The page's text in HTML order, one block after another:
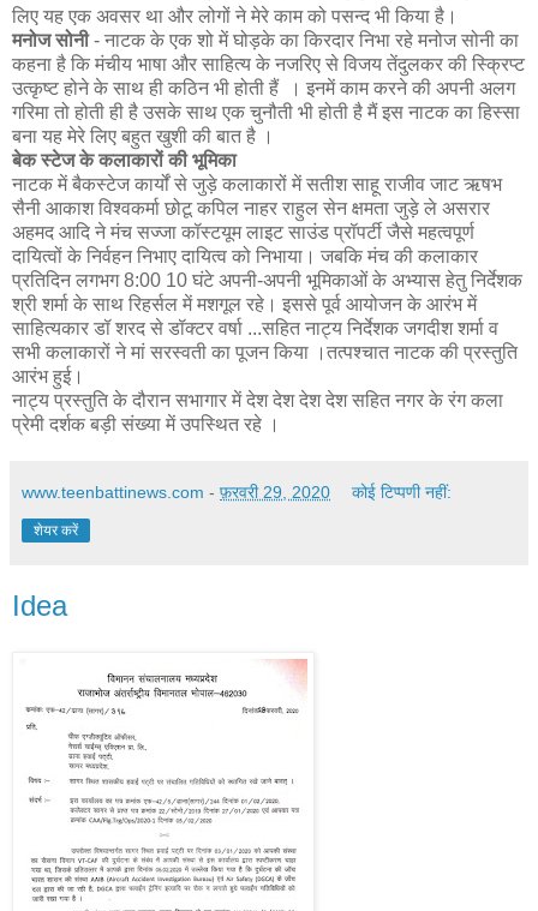
लिए यह एक अवसर था और लोगों ने मेरे काम को पसन्द भी किया है।
मनोज सोनी- नाटक के एक शो में घोड़के का किरदार निभा रहे मनोज सोनी का
कहना है कि मंचीय भाषा और साहित्य के नजरिए से विजय तेंदुलकर की स्क्रिप्ट
उत्कृष्ट होने के साथ ही कठिन भी होती हैं । इनमें काम करने की अपनी अलग
गरिमा तो होती ही है उसके साथ एक चुनौती भी होती है मैं इस नाटक का हिस्सा
बना यह मेरे लिए बहुत खुशी की बात है ।
बेक स्टेज के कलाकारों की भूमिका
नाटक में बैकस्टेज कार्यों से जुड़े कलाकारों में सतीश साहू राजीव जाट ऋषभ
सैनी आकाश विश्वकर्मा छोटू कपिल नाहर राहुल सेन क्षमता जुड़े ले असरार
अहमद आदि ने मंच सज्जा कॉस्टयूम लाइट साउंड प्रॉपर्टी जैसे महत्वपूर्ण
दायित्वों के निर्वहन निभाए दायित्व को निभाया। जबकि मंच की कलाकार
प्रतिदिन लगभग 8:00 10 घंटे अपनी-अपनी भूमिकाओं के अभ्यास हेतु निर्देशक
श्री शर्मा के साथ रिहर्सल में मशगूल रहे। इससे पूर्व आयोजन के आरंभ में
साहित्यकार डॉ शरद से डॉक्टर वर्षा ...सहित नाट्य निर्देशक जगदीश शर्मा व
सभी कलाकारों ने मां सरस्वती का पूजन किया ।तत्पश्चात नाटक की प्रस्तुति
आरंभ हुई।
नाट्य प्रस्तुति के दौरान सभागार में देश देश देश देश सहित नगर के रंग कला
प्रेमी दर्शक बड़ी संख्या में उपस्थित रहे ।
www.teenbattinews.com - फ़रवरी 29, 2020 कोई टिप्पणी नहीं:
शेयर करें
Idea